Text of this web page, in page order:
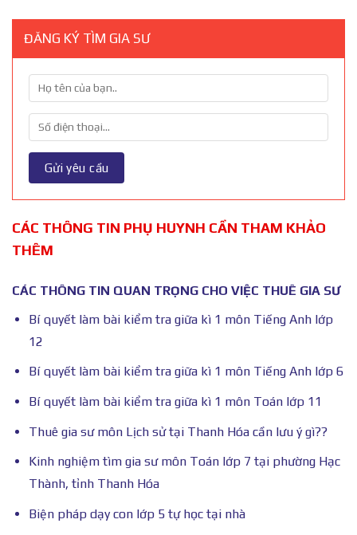
ĐĂNG KÝ TÌM GIA SƯ
CÁC THÔNG TIN PHỤ HUYNH CẦN THAM KHẢO
THÊM
CÁC THÔNG TIN QUAN TRỌNG CHO VIỆC THUÊ GIA SƯ
Bí quyết làm bài kiểm tra giữa kì 1 môn Tiếng Anh lớp
12
Bí quyết làm bài kiểm tra giữa kì 1 môn Tiếng Anh lớp 6
Bí quyết làm bài kiểm tra giữa kì 1 môn Toán lớp 11
Thuê gia sư môn Lịch sử tại Thanh Hóa cần lưu ý gì??
Kinh nghiệm tìm gia sư môn Toán lớp 7 tại phường Hạc
Thành, tỉnh Thanh Hóa
Biện pháp dạy con lớp 5 tự học tại nhà